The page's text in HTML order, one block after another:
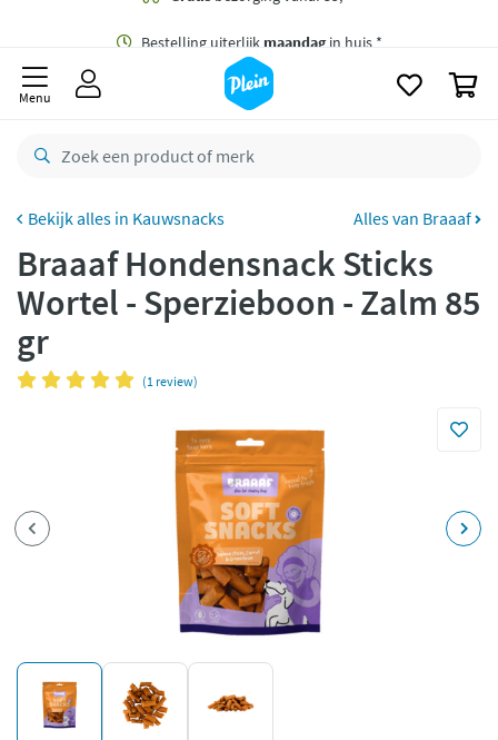
Bestelling uiterlijkmaandag
retourneren
CO2 neutraal
Betaal met Klarna
Menu
Kauwsnacks Alles van Braaaf
Braaaf Hondensnack Sticks
Wortel - Sperzieboon - Zalm 85
gr
(1 review)